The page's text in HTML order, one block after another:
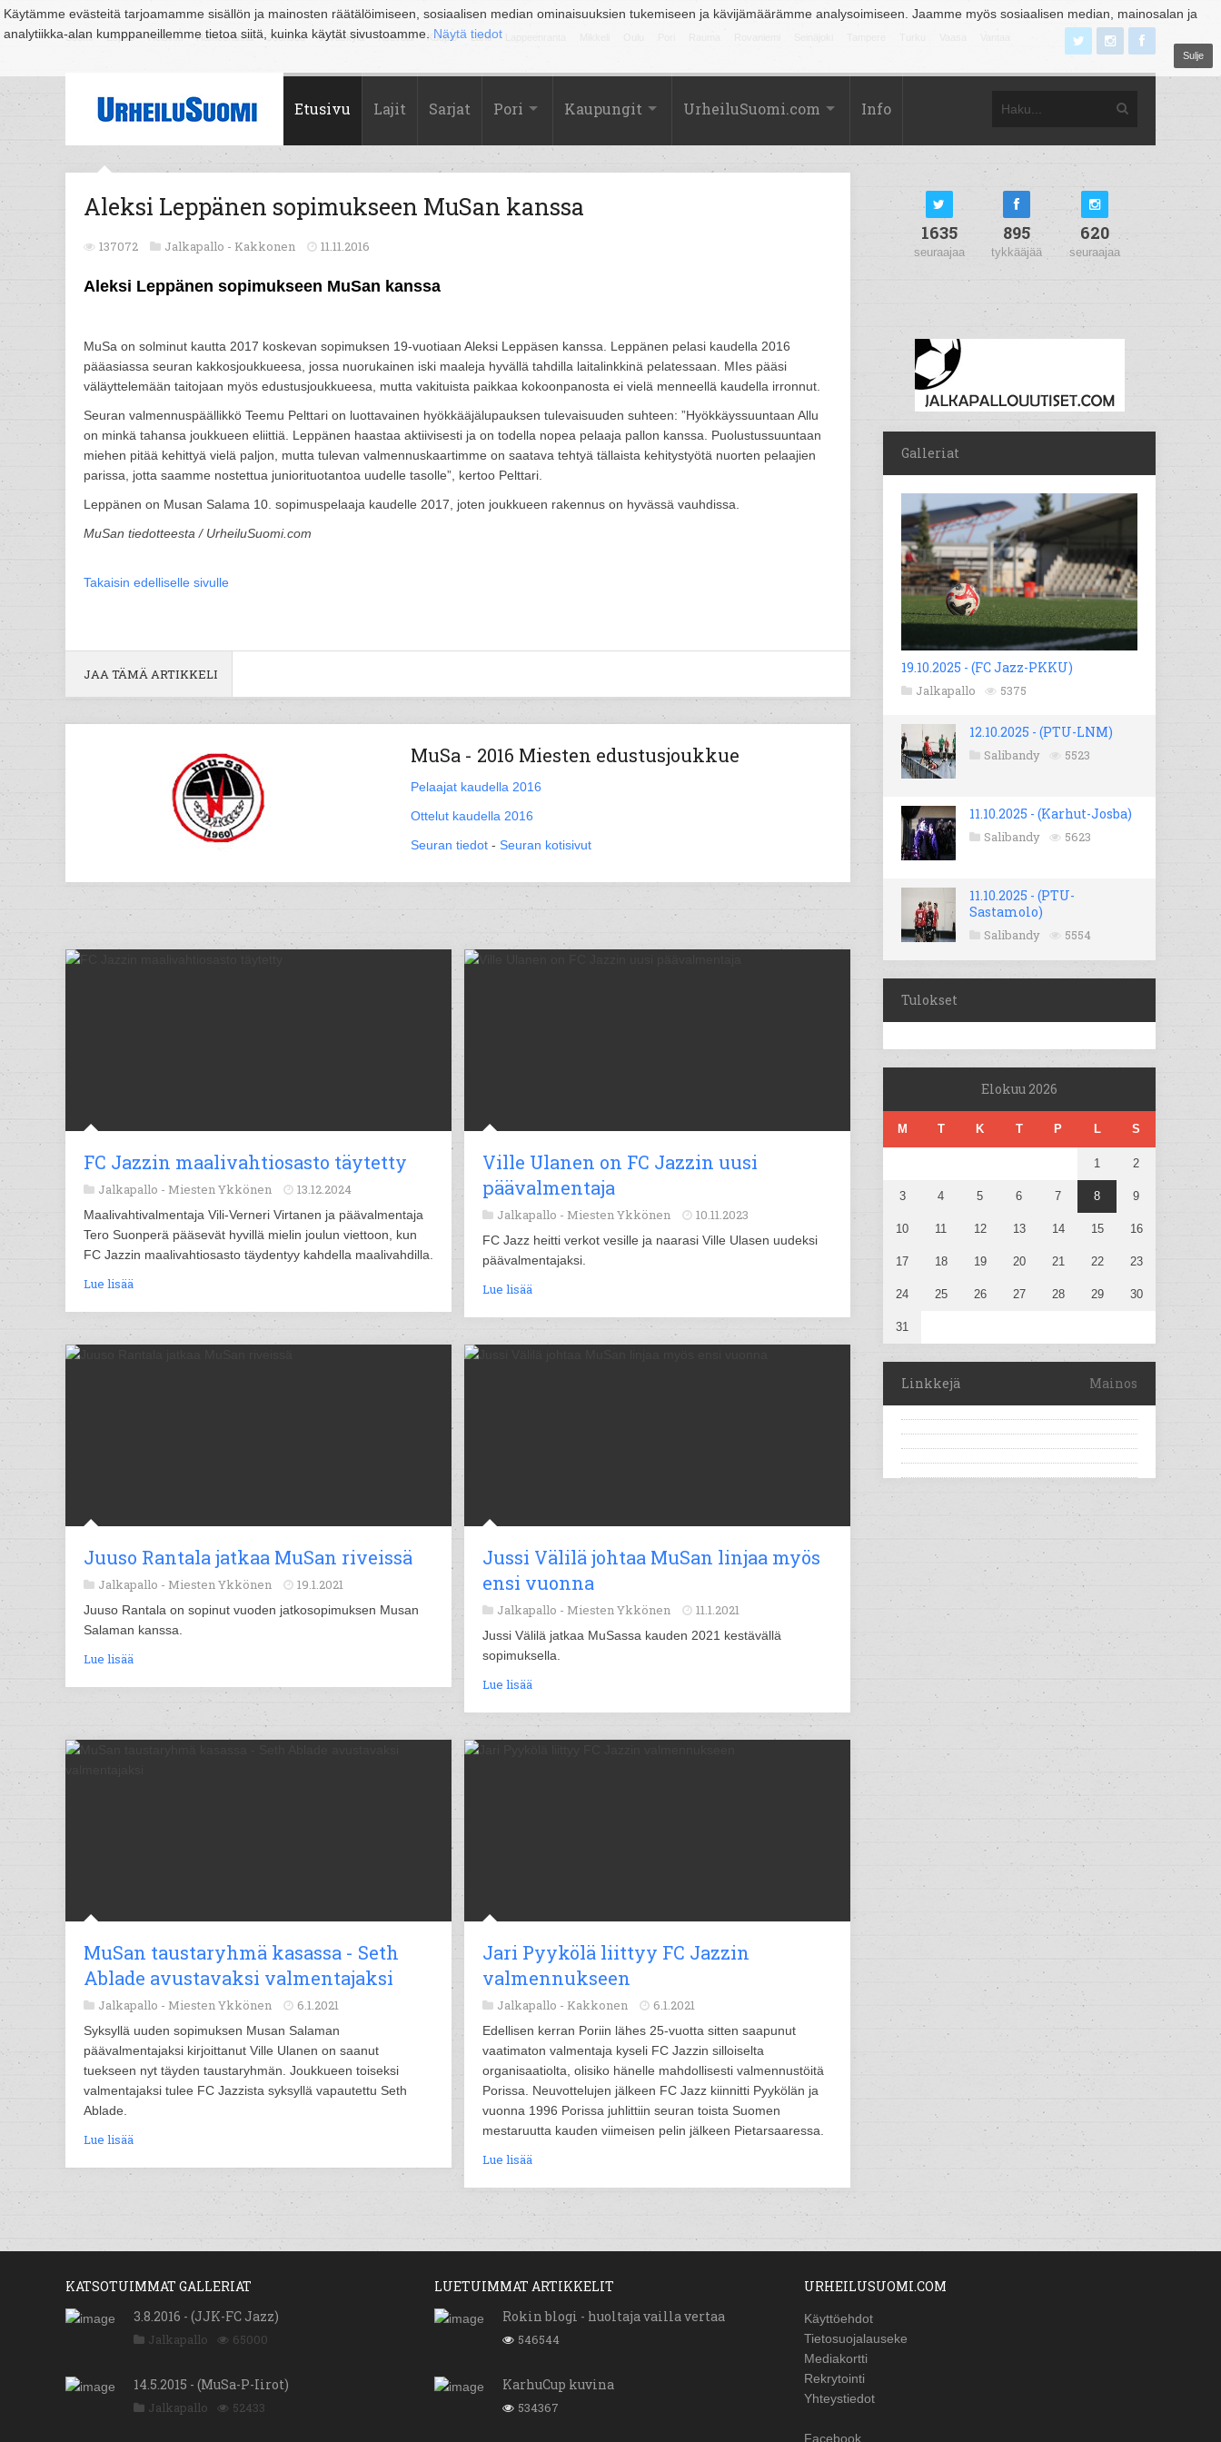
Käytämme evästeitä tarjoamamme sisällön ja mainosten räätälöimiseen, sosiaalisen median ominaisuuksien tukemiseen ja kävijämäärämme analysoimiseen. Jaamme myös sosiaalisen median, mainosalan ja
analytiikka-alan kumppaneillemme tietoa siitä, kuinka käytät sivustoamme. Näytä tiedot
Sulje
Suomi Espoo Helsinki Hämeenlinna Joensuu Jyväskylä Kouvola Kuopio Lahti
Etusivu Lajit Sarjat Pori Kaupungit UrheiluSuomi.com Info
Aleksi Leppänen sopimukseen MuSan kanssa
137072 Jalkapallo - Kakkonen 11.11.2016
Aleksi Leppänen sopimukseen MuSan kanssa
MuSa on solminut kautta 2017 koskevan sopimuksen 19-vuotiaan Aleksi Leppäsen kanssa. Leppänen pelasi kaudella 2016
pääasiassa seuran kakkosjoukkueesa, jossa nuorukainen iski maaleja hyvällä tahdilla laitalinkkinä pelatessaan. MIes pääsi
väläyttelemään taitojaan myös edustusjoukkueesa, mutta vakituista paikkaa kokoonpanosta ei vielä menneellä kaudella irronnut.
Seuran valmennuspäällikkö Teemu Pelttari on luottavainen hyökkääjälupauksen tulevaisuuden suhteen: ”Hyökkäyssuuntaan Allu
on minkä tahansa joukkueen eliittiä. Leppänen haastaa aktiivisesti ja on todella nopea pelaaja pallon kanssa. Puolustussuuntaan
miehen pitää kehittyä vielä paljon, mutta tulevan valmennuskaartimme on saatava tehtyä tällaista kehitystyötä nuorten pelaajien
parissa, jotta saamme nostettua juniorituotantoa uudelle tasolle”, kertoo Pelttari.
Leppänen on Musan Salama 10. sopimuspelaaja kaudelle 2017, joten joukkueen rakennus on hyvässä vauhdissa.
MuSan tiedotteesta / UrheiluSuomi.com
Takaisin edelliselle sivulle
JAA TÄMÄ ARTIKKELI
MuSa - 2016 Miesten edustusjoukkue
Pelaajat kaudella 2016
Ottelut kaudella 2016
Seuran tiedot - Seuran kotisivut
FC Jazzin maalivahtiosasto täytetty
Jalkapallo - Miesten Ykkönen 13.12.2024
Maalivahtivalmentaja Vili-Verneri Virtanen ja päävalmentaja
Tero Suonperä pääsevät hyvillä mielin joulun viettoon, kun
FC Jazzin maalivahtiosasto täydentyy kahdella maalivahdilla.
Lue lisää
Ville Ulanen on FC Jazzin uusi
päävalmentaja
Jalkapallo - Miesten Ykkönen 10.11.2023
FC Jazz heitti verkot vesille ja naarasi Ville Ulasen uudeksi
päävalmentajaksi.
Lue lisää
Juuso Rantala jatkaa MuSan riveissä
Jalkapallo - Miesten Ykkönen 19.1.2021
Juuso Rantala on sopinut vuoden jatkosopimuksen Musan
Salaman kanssa.
Lue lisää
Jussi Välilä johtaa MuSan linjaa myös
ensi vuonna
Jalkapallo - Miesten Ykkönen 11.1.2021
Jussi Välilä jatkaa MuSassa kauden 2021 kestävällä
sopimuksella.
Lue lisää
MuSan taustaryhmä kasassa - Seth
Ablade avustavaksi valmentajaksi
Jalkapallo - Miesten Ykkönen 6.1.2021
Syksyllä uuden sopimuksen Musan Salaman
päävalmentajaksi kirjoittanut Ville Ulanen on saanut
tuekseen nyt täyden taustaryhmän. Joukkueen toiseksi
valmentajaksi tulee FC Jazzista syksyllä vapautettu Seth
Ablade.
Lue lisää
Jari Pyykölä liittyy FC Jazzin
valmennukseen
Jalkapallo - Kakkonen 6.1.2021
Edellisen kerran Poriin lähes 25-vuotta sitten saapunut
vaatimaton valmentaja kyseli FC Jazzin silloiselta
organisaatiolta, olisiko hänelle mahdollisesti valmennustöitä
Porissa. Neuvottelujen jälkeen FC Jazz kiinnitti Pyykölän ja
vuonna 1996 Porissa juhlittiin seuran toista Suomen
mestaruutta kauden viimeisen pelin jälkeen Pietarsaaressa.
Lue lisää
1635
seuraajaa
895
tykkääjää
620
seuraajaa
Galleriat
19.10.2025 - (FC Jazz-PKKU)
Jalkapallo 5375
12.10.2025 - (PTU-LNM)
Salibandy 5523
11.10.2025 - (Karhut-Josba)
Salibandy 5623
11.10.2025 - (PTU-
Sastamolo)
Salibandy 5554
Tulokset
Elokuu 2026
M T K T P L S
1 2
3 4 5 6 7 8 9
10 11 12 13 14 15 16
17 18 19 20 21 22 23
24 25 26 27 28 29 30
31
Linkkejä Mainos
KATSOTUIMMAT GALLERIAT
3.8.2016 - (JJK-FC Jazz)
Jalkapallo 65000
14.5.2015 - (MuSa-P-Iirot)
Jalkapallo 52433
LUETUIMMAT ARTIKKELIT
Rokin blogi - huoltaja vailla vertaa
546544
KarhuCup kuvina
534367
URHEILUSUOMI.COM
Käyttöehdot
Tietosuojalauseke
Mediakortti
Rekrytointi
Yhteystiedot
Facebook